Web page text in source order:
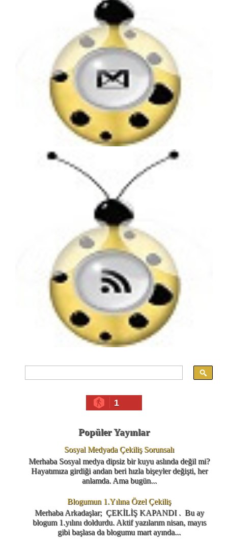
1
Popüler Yayınlar
Sosyal Medyada Çekiliş Sorunsalı
Merhaba Sosyal medya dipsiz bir kuyu aslında değil mi?
Hayatımıza girdiği andan beri hızla bişeyler değişti, her
anlamda. Ama bugün...
Blogumun 1.Yılına Özel Çekiliş
Merhaba Arkadaşlar; ÇEKİLİŞ KAPANDI . Bu ay
blogum 1.yılını doldurdu. Aktif yazılarım nisan, mayıs
gibi başlasa da blogumu mart ayında...